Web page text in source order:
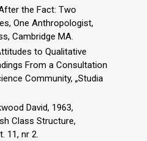
the Fact: Two
One Anthropologist,
Cambridge MA.
to Qualitative
From a Consultation
Community, „Studia
David, 1963,
Class Structure,
11, nr 2.